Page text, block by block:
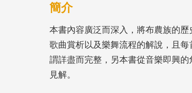
簡介
本書內容廣泛而深入，將布農族的
歌曲賞析以及樂舞流程的解說，且
謂詳盡而完整，另本書從音樂即興
見解。